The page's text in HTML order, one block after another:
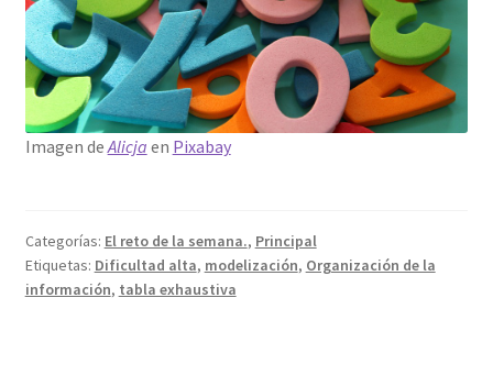
Imagen de Alicja en Pixabay
Categorías: El reto de la semana., Principal
Etiquetas: Dificultad alta, modelización, Organización de la
información, tabla exhaustiva